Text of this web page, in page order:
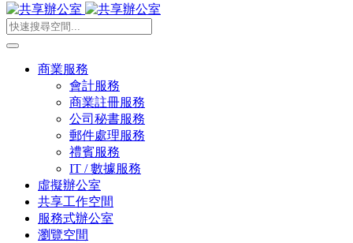
商業服務
會計服務
商業註冊服務
公司秘書服務
郵件處理服務
禮賓服務
IT / 數據服務
虛擬辦公室
共享工作空間
服務式辦公室
瀏覽空間